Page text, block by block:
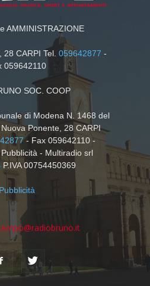
AMMINISTRAZIONE
28 CARPI Tel.059642877 -
059642110
SOC. COOP
di Modena N. 1468 del
Ponente, 28 CARPI
- Fax 059642110 -
- Multiradio srl
P.IVA 00754450369
Pubblicità